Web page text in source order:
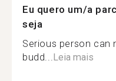
Eu quero um/a
seja
Serious person can
budd...Leia mais